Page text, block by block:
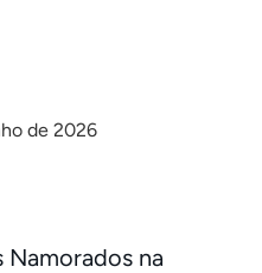
de 2026
Namorados na